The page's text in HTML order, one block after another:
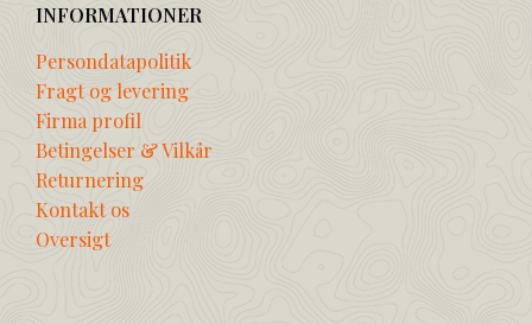
INFORMATIONER
Persondatapolitik
Fragt og levering
Firma profil
Betingelser & Vilkår
Returnering
Kontakt os
Oversigt